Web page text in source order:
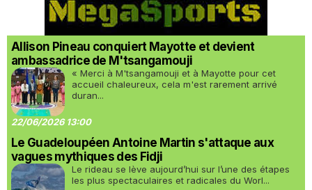
Allison Pineau conquiert Mayotte et devient
ambassadrice de M'tsangamouji
« Merci à M'tsangamouji et à Mayotte pour cet
accueil chaleureux, cela m'est rarement arrivé
duran...
22/06/2026 13:00
Le Guadeloupéen Antoine Martin s'attaque aux
vagues mythiques des Fidji
Le rideau se lève aujourd’hui sur l’une des étapes
les plus spectaculaires et radicales du Worl...